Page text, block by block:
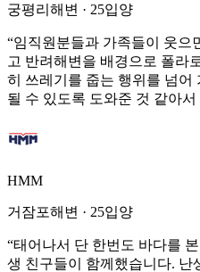
궁평리해변 · 25입양
“임직원분들과 가족들이 웃으
고 반려해변을 배경으로 폴라
히 쓰레기를 줍는 행위를 넘어
될 수 있도록 도와준 것 같아
HMM
거잠포해변 · 25입양
“태어나서 단 한번도 바다를
생 친구들이 함께했습니다. 난